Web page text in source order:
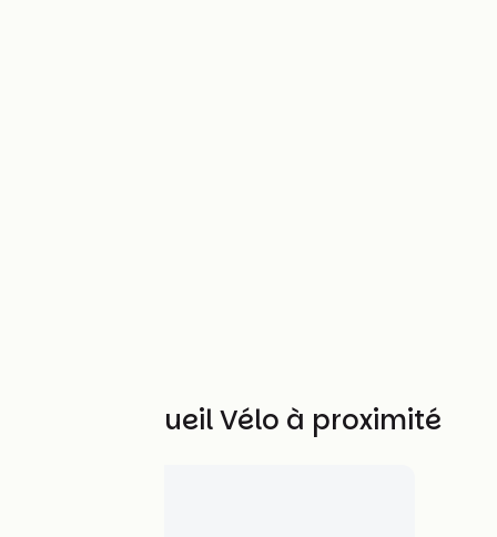
Autres Accueil Vélo à proximité